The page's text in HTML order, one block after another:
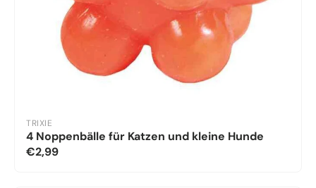
TRIXIE
4 Noppenbälle für Katzen und kleine Hunde
€2,99